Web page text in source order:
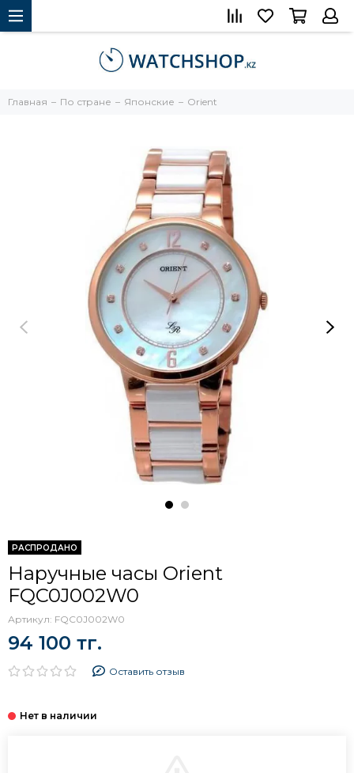
Главная По стране Японские Orient
РАСПРОДАНО
Наручные часы Orient
FQC0J002W0
Артикул: FQC0J002W0
94 100 тг.
Оставить отзыв